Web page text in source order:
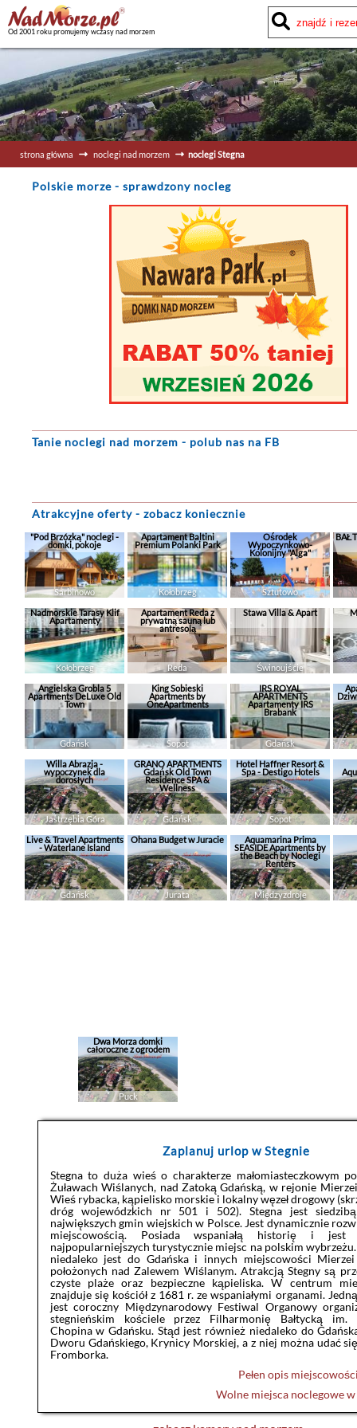
Od 2001 roku promujemy wczasy nad morzem
strona główna noclegi nad morzem noclegi Stegna
Polskie morze - sprawdzony nocleg
Tanie noclegi nad morzem - polub nas na FB
Atrakcyjne oferty - zobacz koniecznie
"Pod Brzózką" noclegi -
domki, pokoje
Sarbinowo
Apartament Baltini
Premium Polanki Park
Kołobrzeg
Ośrodek
Wypoczynkowo-
Kolonijny "Alga"
Sztutowo
Nadmorskie Tarasy Klif
Apartamenty
Kołobrzeg
Apartament Reda z
prywatną sauną lub
antresolą
Reda
Stawa Villa & Apart
Świnoujście
Angielska Grobla 5
Apartments DeLuxe Old
Town
Gdańsk
King Sobieski
Apartments by
OneApartments
Sopot
IRS ROYAL
APARTMENTS
Apartamenty IRS
Brabank
Gdańsk
Willa Abrazja -
wypoczynek dla
dorosłych
Jastrzębia Góra
GRANO APARTMENTS
Gdańsk Old Town
Residence SPA &
Wellness
Gdańsk
Hotel Haffner Resort &
Spa - Destigo Hotels
Sopot
Live & Travel Apartments
- Waterlane Island
Gdańsk
Ohana Budget w Juracie
Jurata
Aquamarina Prima
SEASIDE Apartments by
the Beach by Noclegi
Renters
Międzyzdroje
Dwa Morza domki
całoroczne z ogrodem
Puck
Zaplanuj urlop w Stegnie
Stegna to duża wieś o charakterze małomiasteczkowym
Żuławach Wiślanych, nad Zatoką Gdańską, w rejonie
Wieś rybacka, kąpielisko morskie i lokalny węzeł drogowy
dróg wojewódzkich nr 501 i 502). Stegna jest
największych gmin wiejskich w Polsce. Jest dynamicznie
miejscowością. Posiada wspaniałą historię i
najpopularniejszych turystycznie miejsc na polskim wybrzeżu.
niedaleko jest do Gdańska i innych miejscowości
położonych nad Zalewem Wiślanym. Atrakcją Stegny są
czyste plaże oraz bezpieczne kąpieliska. W centrum
znajduje się kościół z 1681 r. ze wspaniałymi organami.
jest coroczny Międzynarodowy Festiwal Organowy
stegnieńskim kościele przez Filharmonię Bałtycką im.
Chopina w Gdańsku. Stąd jest również niedaleko do
Dworu Gdańskiego, Krynicy Morskiej, a z niej można udać
Fromborka.
Pełen opis miejscowości
Wolne miejsca noclegowe w